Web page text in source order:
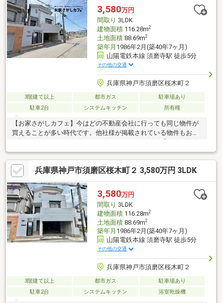
3,580万円
間取り 3LDK
建物面積116.28m2
土地面積88.69m2
築年月 1986年2月(築40年7ヶ月)
山陽電鉄本線 須磨寺駅 徒歩5分
その他の交通
兵庫県神戸市須磨区桜木町２
3階建て以上 都市ガス
駐車場あり
駐車2台
システムキッチン 所有権
【お家さがしカフェ】今はどの不動産会社に行っても同じ物件が
買えることが多い時代です。他社様が掲載されている物件もお取
り扱いできるケースがほとんどです。だからこそ、「どんな物件
に出会うか」も大切ですが、「どんな人と探すか」が大切だと私
達は考えています。物件の見学だけでは見えない本当に正しい知
識や、プロだからわかる納得いくお家の探し方等を無料講座や相
談会でお話しています。皆さん最初はわからないところからお家
探しをスタートされます。小さなことでも結構です。私達になん
でも相談してください！自分の家族の家を探すようにお手伝いい
たします。一緒に楽しくお家を探しましょう！詳細は【HP】へ
兵庫県神戸市須磨区桜木町２ 3,580万円 3LDK
3,580万円
間取り 3LDK
建物面積116.28m2
土地面積88.69m2
築年月 1986年2月(築40年7ヶ月)
山陽電鉄本線 須磨寺駅 徒歩5分
その他の交通
兵庫県神戸市須磨区桜木町２
3階建て以上 都市ガス
駐車場あり
駐車2台
システムキッチン 浴室乾燥機